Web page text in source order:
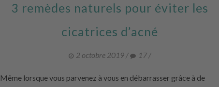
3 remèdes naturels pour éviter les
cicatrices d’acné
2 octobre 2019/ 17/
Même lorsque vous parvenez à vous en débarrasser grâce à de